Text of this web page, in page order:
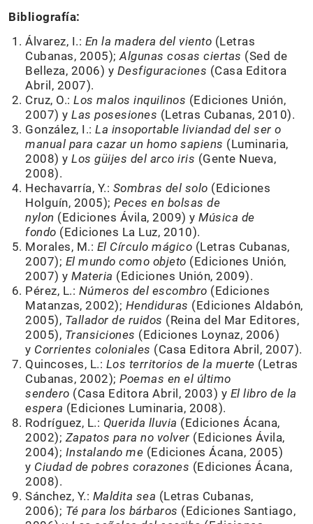
Bibliografía:
Álvarez, I.: En la madera del viento (Letras
Cubanas, 2005); Algunas cosas ciertas (Sed de
Belleza, 2006) y Desfiguraciones (Casa Editora
Abril, 2007).
Cruz, O.: Los malos inquilinos (Ediciones Unión,
2007) y Las posesiones (Letras Cubanas, 2010).
González, I.: La insoportable liviandad del ser o
manual para cazar un homo sapiens (Luminaria,
2008) y Los güijes del arco iris (Gente Nueva,
2008).
Hechavarría, Y.: Sombras del solo (Ediciones
Holguín, 2005); Peces en bolsas de
nylon (Ediciones Ávila, 2009) y Música de
fondo (Ediciones La Luz, 2010).
Morales, M.: El Círculo mágico (Letras Cubanas,
2007); El mundo como objeto (Ediciones Unión,
2007) y Materia (Ediciones Unión, 2009).
Pérez, L.: Números del escombro (Ediciones
Matanzas, 2002); Hendiduras (Ediciones Aldabón,
2005), Tallador de ruidos (Reina del Mar Editores,
2005), Transiciones (Ediciones Loynaz, 2006)
y Corrientes coloniales (Casa Editora Abril, 2007).
Quincoses, L.: Los territorios de la muerte (Letras
Cubanas, 2002); Poemas en el último
sendero (Casa Editora Abril, 2003) y El libro de la
espera (Ediciones Luminaria, 2008).
Rodríguez, L.: Querida lluvia (Ediciones Ácana,
2002); Zapatos para no volver (Ediciones Ávila,
2004); Instalando me (Ediciones Ácana, 2005)
y Ciudad de pobres corazones (Ediciones Ácana,
2008).
Sánchez, Y.: Maldita sea (Letras Cubanas,
2006); Té para los bárbaros (Ediciones Santiago,